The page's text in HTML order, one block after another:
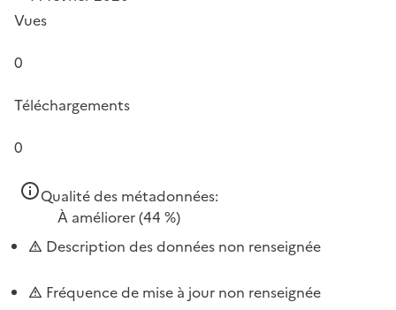
Vues
0
Téléchargements
0
Qualité des métadonnées:
À améliorer(44 %)
Description des données non renseignée
Fréquence de mise à jour non renseignée